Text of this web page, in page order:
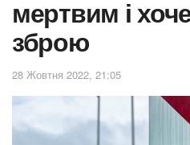
мертвим і
зброю
28 Жовтня 2022, 21:05